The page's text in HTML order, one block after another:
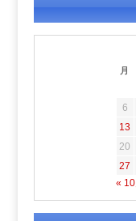
月
« 10
6
13
20
27